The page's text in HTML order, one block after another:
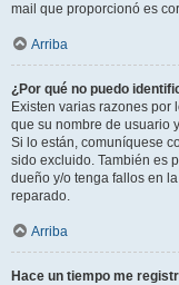
mail que proporcionó es
Arriba
¿Por qué no puedo
Existen varias razones por
que su nombre de usuario
Si lo están, comuníquese
sido excluido. También es
dueño y/o tenga fallos en
reparado.
Arriba
Hace un tiempo me